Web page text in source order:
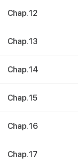
Chap. 12
Chap. 13
Chap. 14
Chap. 15
Chap. 16
Chap. 17